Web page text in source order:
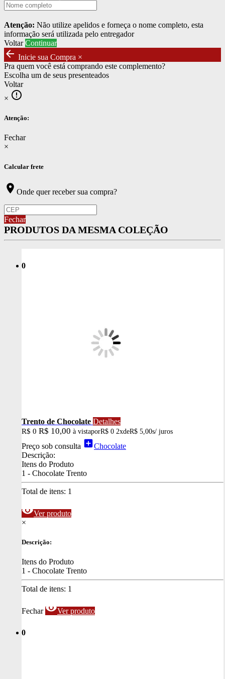
Atenção: Não utilize apelidos e forneça o nome completo, esta
informação será utilizada pelo entregador
Voltar Continuar
arrow_back Inicie sua Compra ×
Pra quem você está comprando este complemento?
Escolha um de seus presenteados
Voltar
× error_outline
Atenção:
Fechar
×
Calcular frete
location_on Onde quer receber sua compra?
Fechar
PRODUTOS DA MESMA COLEÇÃO
0
Trento de Chocolate Detalhes
R$ 0 R$ 10,00 à vistaporR$ 0 2xdeR$ 5,00s/ juros
Preço sob consulta add_boxChocolate
Descrição:
Itens do Produto
1 - Chocolate Trento
Total de itens: 1
visibilityVer produto
×
Descrição:
Itens do Produto
1 - Chocolate Trento
Total de itens: 1
Fechar visibilityVer produto
0